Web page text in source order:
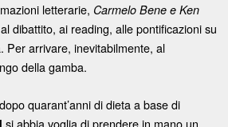
letterarie, Carmelo Bene e Ken
dibattito, ai reading, alle pontificazioni su
Per arrivare, inevitabilmente, al
della gamba.
quarant’anni di dieta a base di